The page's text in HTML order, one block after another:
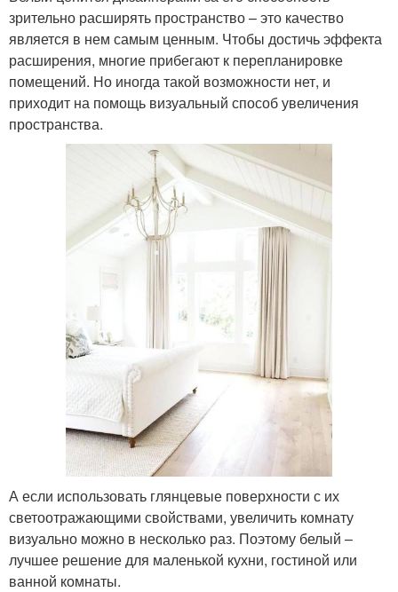
зрительно расширять пространство – это качество
является в нем самым ценным. Чтобы достичь эффекта
расширения, многие прибегают к перепланировке
помещений. Но иногда такой возможности нет, и
приходит на помощь визуальный способ увеличения
пространства.
А если использовать глянцевые поверхности с их
светоотражающими свойствами, увеличить комнату
визуально можно в несколько раз. Поэтому белый –
лучшее решение для маленькой кухни, гостиной или
ванной комнаты.